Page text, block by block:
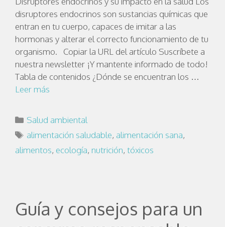
disruptores endocrinos son sustancias químicas que
entran en tu cuerpo, capaces de imitar a las
hormonas y alterar el correcto funcionamiento de tu
organismo. Copiar la URL del artículo Suscríbete a
nuestra newsletter ¡Y mantente informado de todo!
Tabla de contenidos ¿Dónde se encuentran los …
Leer más
Salud ambiental
alimentación saludable, alimentación sana,
alimentos, ecología, nutrición, tóxicos
Guía y consejos para un